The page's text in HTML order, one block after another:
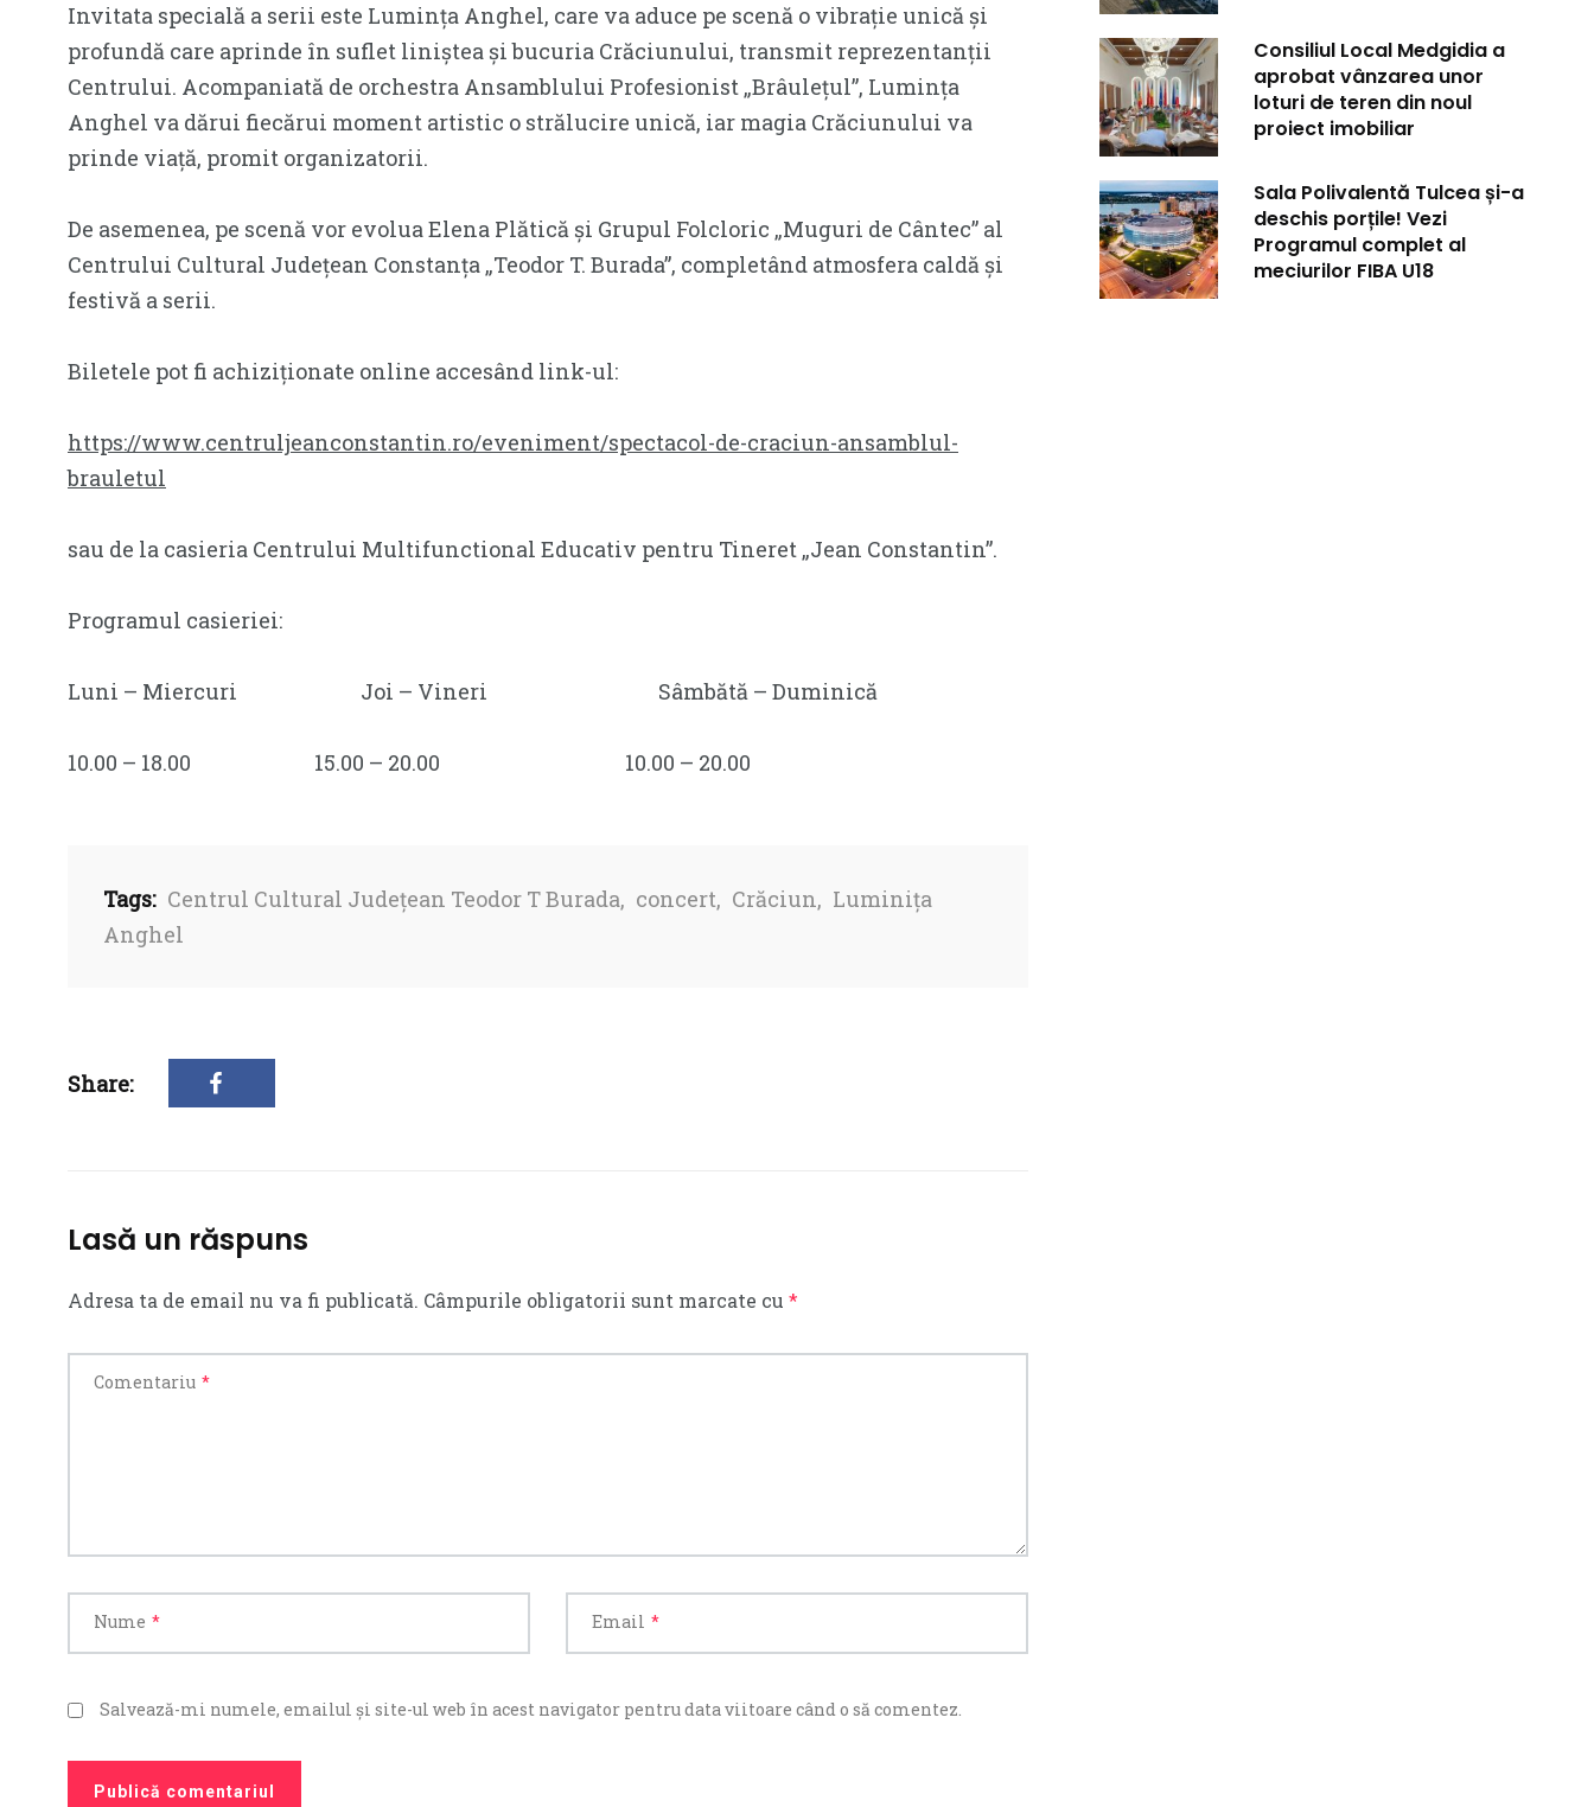
Invitata specială a serii este Lumința Anghel, care va aduce pe scenă o vibrație unică și
profundă care aprinde în suflet liniștea și bucuria Crăciunului, transmit reprezentanții
Centrului. Acompaniată de orchestra Ansamblului Profesionist „Brâulețul”, Lumința
Anghel va dărui fiecărui moment artistic o strălucire unică, iar magia Crăciunului va
prinde viață, promit organizatorii.
De asemenea, pe scenă vor evolua Elena Plătică și Grupul Folcloric „Muguri de Cântec” al
Centrului Cultural Județean Constanța „Teodor T. Burada”, completând atmosfera caldă și
festivă a serii.
Biletele pot fi achiziționate online accesând link-ul:
https://www.centruljeanconstantin.ro/eveniment/spectacol-de-craciun-ansamblul-
brauletul
sau de la casieria Centrului Multifunctional Educativ pentru Tineret „Jean Constantin”.
Programul casieriei:
Luni – Miercuri Joi – Vineri Sâmbătă – Duminică
10.00 – 18.00 15.00 – 20.00 10.00 – 20.00
Tags: Centrul Cultural Județean Teodor T Burada, concert, Crăciun, Luminița
Anghel
Share:
Lasă un răspuns
Adresa ta de email nu va fi publicată. Câmpurile obligatorii sunt marcate cu *
Comentariu *
Nume * Email *
Salvează-mi numele, emailul și site-ul web în acest navigator pentru data viitoare când o să comentez.
Consiliul Local Medgidia a
aprobat vânzarea unor
loturi de teren din noul
proiect imobiliar
Sala Polivalentă Tulcea și-a
deschis porțile! Vezi
Programul complet al
meciurilor FIBA U18